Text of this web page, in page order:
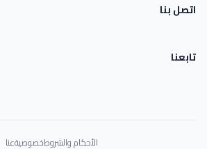
اتصل بنا
تابعنا
الأحكام والشروطخصوصيةعنا